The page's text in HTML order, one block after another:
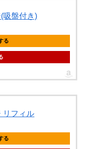
吸盤付き)
る
リフィル
る